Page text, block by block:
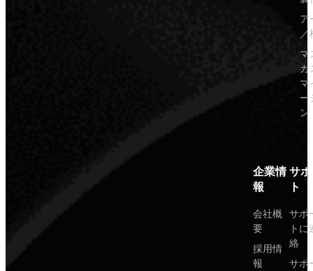
ア
／
マ
カ
マ
ー
ン
企業情
報
会社概
要
採用情
報
サ
ト
サポ
トに
絡
サポ